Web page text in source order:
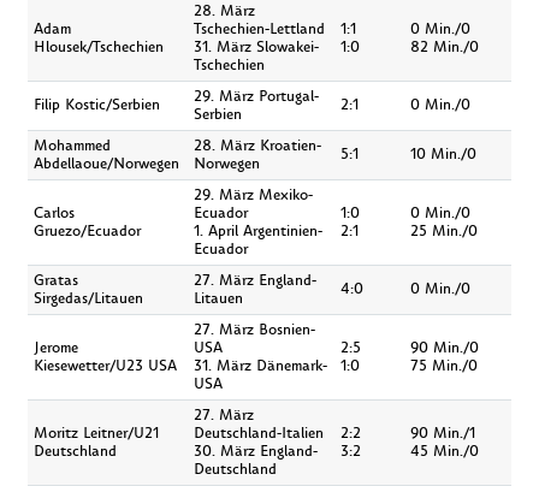
Adam
Hlousek/Tschechien
28. März
Tschechien-Lettland
31. März Slowakei-
Tschechien
1:1
1:0
0 Min./0
82 Min./0
Filip Kostic/Serbien
29. März Portugal-
Serbien
2:1 0 Min./0
Mohammed
Abdellaoue/Norwegen
28. März Kroatien-
Norwegen
5:1 10 Min./0
Carlos
Gruezo/Ecuador
29. März Mexiko-
Ecuador
1. April Argentinien-
Ecuador
1:0
2:1
0 Min./0
25 Min./0
Gratas
Sirgedas/Litauen
27. März England-
Litauen
4:0 0 Min./0
Jerome
Kiesewetter/U23 USA
27. März Bosnien-
USA
31. März Dänemark-
USA
2:5
1:0
90 Min./0
75 Min./0
Moritz Leitner/U21
Deutschland
27. März
Deutschland-Italien
30. März England-
Deutschland
2:2
3:2
90 Min./1
45 Min./0